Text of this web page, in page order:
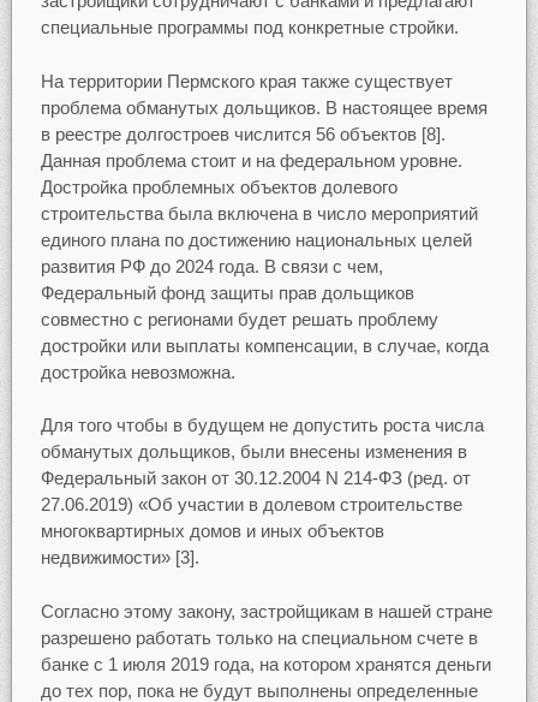
специальные программы под конкретные стройки.
На территории Пермского края также существует
проблема обманутых дольщиков. В настоящее время
в реестре долгостроев числится 56 объектов [8].
Данная проблема стоит и на федеральном уровне.
Достройка проблемных объектов долевого
строительства была включена в число мероприятий
единого плана по достижению национальных целей
развития РФ до 2024 года. В связи с чем,
Федеральный фонд защиты прав дольщиков
совместно с регионами будет решать проблему
достройки или выплаты компенсации, в случае, когда
достройка невозможна.
Для того чтобы в будущем не допустить роста числа
обманутых дольщиков, были внесены изменения в
Федеральный закон от 30.12.2004 N 214-ФЗ (ред. от
27.06.2019) «Об участии в долевом строительстве
многоквартирных домов и иных объектов
недвижимости» [3].
Согласно этому закону, застройщикам в нашей стране
разрешено работать только на специальном счете в
банке с 1 июля 2019 года, на котором хранятся деньги
до тех пор, пока не будут выполнены определенные